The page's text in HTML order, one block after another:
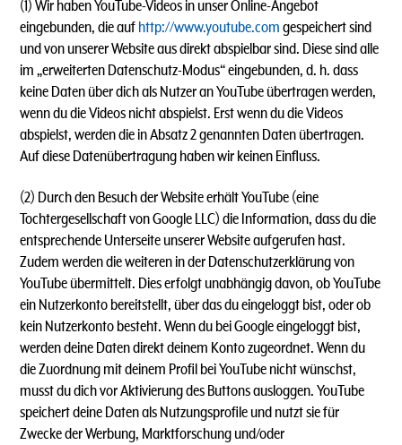
(1) Wir haben YouTube-Videos in unser Online-Angebot
eingebunden, die auf http://www.youtube.com gespeichert sind
und von unserer Website aus direkt abspielbar sind. Diese sind alle
im „erweiterten Datenschutz-Modus“ eingebunden, d. h. dass
keine Daten über dich als Nutzer an YouTube übertragen werden,
wenn du die Videos nicht abspielst. Erst wenn du die Videos
abspielst, werden die in Absatz 2 genannten Daten übertragen.
Auf diese Datenübertragung haben wir keinen Einfluss.
(2) Durch den Besuch der Website erhält YouTube (eine
Tochtergesellschaft von Google LLC) die Information, dass du die
entsprechende Unterseite unserer Website aufgerufen hast.
Zudem werden die weiteren in der Datenschutzerklärung von
YouTube übermittelt. Dies erfolgt unabhängig davon, ob YouTube
ein Nutzerkonto bereitstellt, über das du eingeloggt bist, oder ob
kein Nutzerkonto besteht. Wenn du bei Google eingeloggt bist,
werden deine Daten direkt deinem Konto zugeordnet. Wenn du
die Zuordnung mit deinem Profil bei YouTube nicht wünschst,
musst du dich vor Aktivierung des Buttons ausloggen. YouTube
speichert deine Daten als Nutzungsprofile und nutzt sie für
Zwecke der Werbung, Marktforschung und/oder